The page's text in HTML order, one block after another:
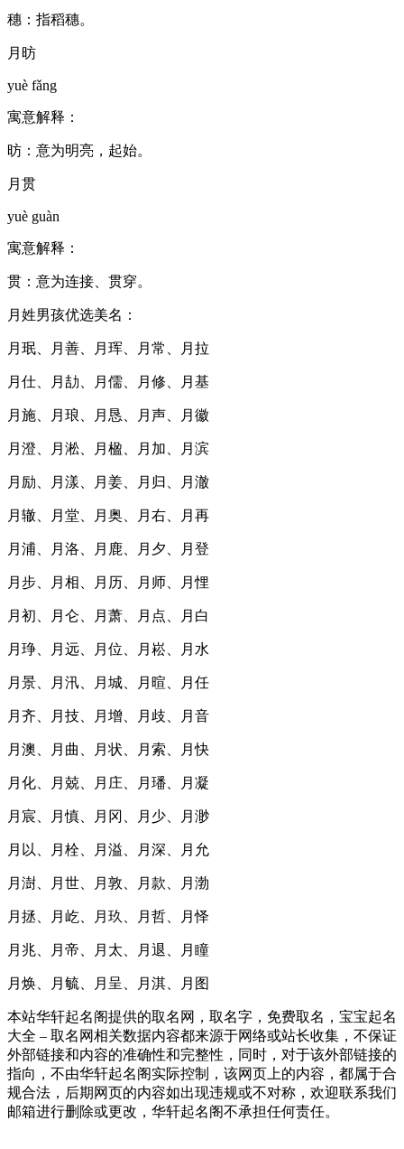
穗：指稻穗。
月昉
yuè fǎng
寓意解释：
昉：意为明亮，起始。
月贯
yuè guàn
寓意解释：
贯：意为连接、贯穿。
月姓男孩优选美名：
月珉、月善、月珲、月常、月拉
月仕、月劼、月儒、月修、月基
月施、月琅、月恳、月声、月徽
月澄、月淞、月楹、月加、月滨
月励、月漾、月姜、月归、月澈
月辙、月堂、月奥、月右、月再
月浦、月洛、月鹿、月夕、月登
月步、月相、月历、月师、月悝
月初、月仑、月萧、月点、月白
月琤、月远、月位、月崧、月水
月景、月汛、月城、月暄、月任
月齐、月技、月增、月歧、月音
月澳、月曲、月状、月索、月快
月化、月兢、月庄、月璠、月凝
月宸、月慎、月冈、月少、月渺
月以、月栓、月溢、月深、月允
月澍、月世、月敦、月款、月渤
月拯、月屹、月玖、月哲、月怿
月兆、月帝、月太、月退、月瞳
月焕、月毓、月呈、月淇、月图
本站华轩起名阁提供的取名网，取名字，免费取名，宝宝起名
大全 – 取名网相关数据内容都来源于网络或站长收集，不保证
外部链接和内容的准确性和完整性，同时，对于该外部链接的
指向，不由华轩起名阁实际控制，该网页上的内容，都属于合
规合法，后期网页的内容如出现违规或不对称，欢迎联系我们
邮箱进行删除或更改，华轩起名阁不承担任何责任。